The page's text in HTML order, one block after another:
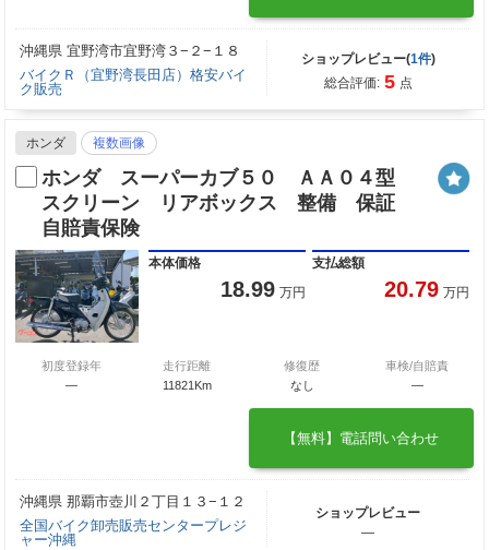
沖縄県 宜野湾市宜野湾３−２−１８
バイクＲ（宜野湾長田店）格安バイ
ク販売
ショップレビュー(1件)
総合評価: 5 点
ホンダ 複数画像
ホンダ スーパーカブ５０ ＡＡ０４型
スクリーン リアボックス 整備 保証
自賠責保険
本体価格
18.99 万円
支払総額
20.79 万円
初度登録年
—
走行距離
11821Km
修復歴
なし
車検/自賠責
―
【無料】電話問い合わせ
沖縄県 那覇市壺川２丁目１３−１２
全国バイク卸売販売センタープレジ
ャー沖縄
ショップレビュー
―